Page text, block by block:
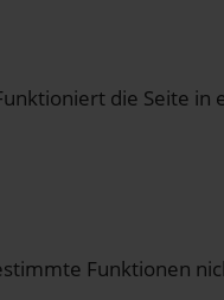
die Seite
Funktionen